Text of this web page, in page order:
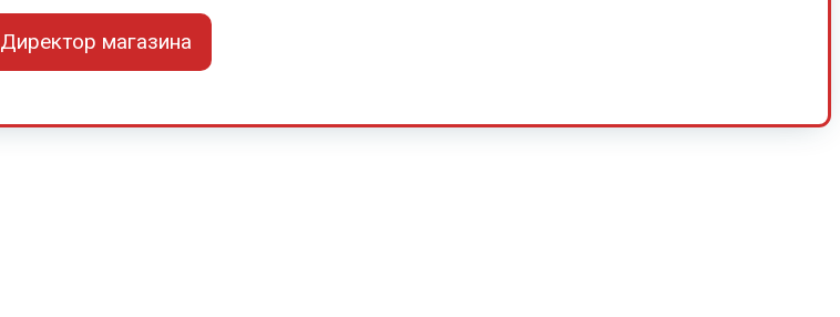
Директор магазина